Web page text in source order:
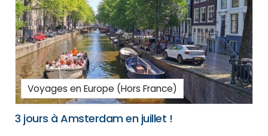
Voyages en Europe (Hors France)
3 jours à Amsterdam en juillet !